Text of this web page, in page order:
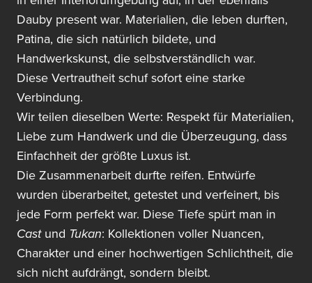
Dauby present war. Materialien, die leben durften,
Patina, die sich natürlich bildete, und
Handwerkskunst, die selbstverständlich war.
Diese Vertrautheit schuf sofort eine starke
Verbindung.
Wir teilen dieselben Werte: Respekt für Materialien,
Liebe zum Handwerk und die Überzeugung, dass
Einfachheit der größte Luxus ist.
Die Zusammenarbeit durfte reifen. Entwürfe
wurden überarbeitet, getestet und verfeinert, bis
jede Form perfekt war. Diese Tiefe spürt man in
Castund Tukan: Kollektionen voller Nuancen,
Charakter und einer hochwertigen Schlichtheit, die
sich nicht aufdrängt, sondern bleibt.